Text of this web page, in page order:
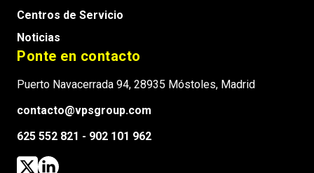
Centros de Servicio
Noticias
Ponte en contacto
Puerto Navacerrada 94, 28935 Móstoles, Madrid
contacto@vpsgroup.com
625 552 821 - 902 101 962